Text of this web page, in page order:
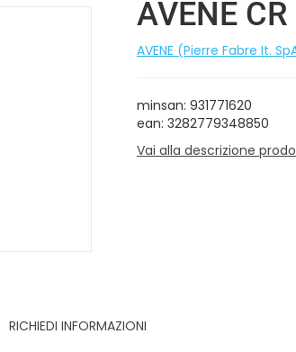
AVENE
AVENE (Pierre Fabre It.
minsan: 931771620
ean: 3282779348850
Vai alla descrizione
RICHIEDI INFORMAZIONI